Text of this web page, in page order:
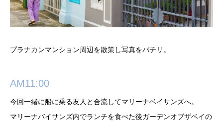
プラナカンマンション周辺を散策し写真をパチリ。
AM11:00
今回一緒に船に乗る友人と合流してマリーナベイサンズへ。
マリーナバイサンズ内でランチを食べた後ガーデンオブザベイの